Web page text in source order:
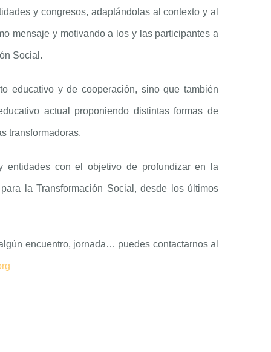
y congresos, adaptándolas al contexto y al
mensaje y motivando a los y las participantes a
Social.
educativo y de cooperación, sino que también
actual proponiendo distintas formas de
transformadoras.
con el objetivo de profundizar en la
la Transformación Social, desde los últimos
encuentro, jornada… puedes contactarnos al